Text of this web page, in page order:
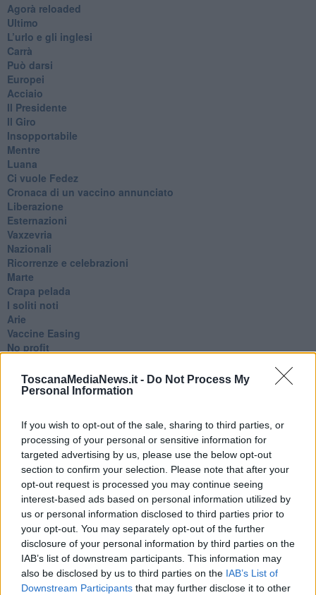
ToscanaMediaNews.it - Do Not Process My
Personal Information
If you wish to opt-out of the sale, sharing to third parties, or
processing of your personal or sensitive information for
targeted advertising by us, please use the below opt-out
section to confirm your selection. Please note that after your
opt-out request is processed you may continue seeing
interest-based ads based on personal information utilized by
us or personal information disclosed to third parties prior to
your opt-out. You may separately opt-out of the further
disclosure of your personal information by third parties on the
IAB’s list of downstream participants. This information may
also be disclosed by us to third parties on the IAB’s List of
Downstream Participants that may further disclose it to other
​Agorà reloaded
Ultimo
​L’urlo e gli inglesi
Carrà
Può darsi
Europei
Acciaio
Il Presidente
​Il Giro
Insopportabile
​Mentre
Luana
​Ci vuole Fedez
​Cronaca di un vaccino annunciato
​Liberazione
Esternazioni
Vaxzevria
Nazionali
​Ricorrenze e celebrazioni
Marte
​Crapa pelada
​I soliti noti
Arie
​Vaccine Easing
No profit
Con-ter?
​Con-te
​L’anno del vaccino
Giulio Regeni
​Il rosario
Paolo Rossi
Maradona
Cronaca
​Ancora Covid
​Biden!
In memoria
​Ancora Francesco
Rieccoci
Tenet